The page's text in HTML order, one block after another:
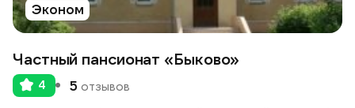
Эконом
Частный пансионат «Быково»
4 5 отзывов